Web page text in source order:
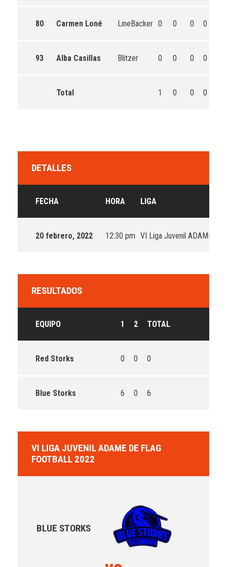
80 Carmen Loné LineBacker 0 0 0 0
93 Alba Casillas Blitzer 0 0 0 0
Total 1 0 0 0
DETALLES
FECHA HORA LIGA
20 febrero, 2022 12:30 pm VI Liga Juvenil ADAME de
RESULTADOS
EQUIPO 1 2 TOTAL
Red Storks 0 0 0
Blue Storks 6 0 6
VI LIGA JUVENIL ADAME DE FLAG
FOOTBALL 2022
BLUE STORKS